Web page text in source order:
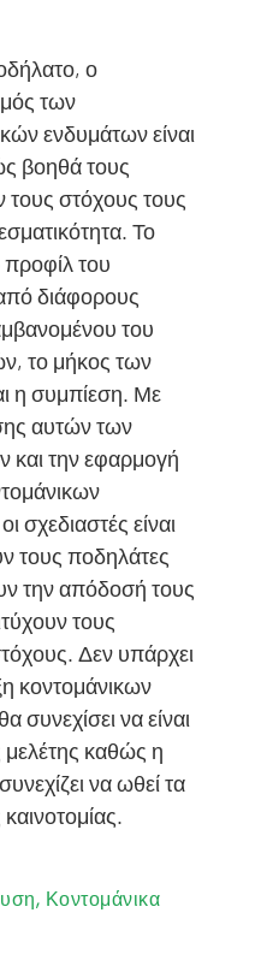
ο
των
ενδυμάτων είναι
βοηθά τους
τους στόχους τους
Το
του
διάφορους
του
το μήκος των
η συμπίεση. Με
αυτών των
και την εφαρμογή
σχεδιαστές είναι
τους ποδηλάτες
την απόδοσή τους
τους
Δεν υπάρχει
κοντομάνικων
συνεχίσει να είναι
μελέτης καθώς η
να ωθεί τα
, Κοντομάνικα